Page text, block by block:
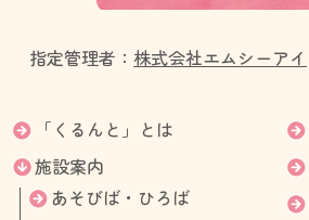
指定管理者： 株式会社エムシーアイ
「くるんと」とは
施設案内
あそびば・ひろば